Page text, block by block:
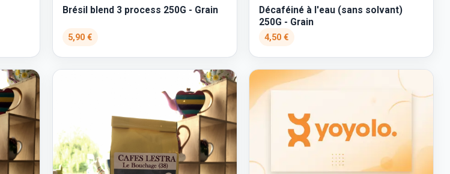
Brésil blend 3 process 250G - Grain
5,90 €
Décaféiné à l'eau (sans solvant)
250G - Grain
4,50 €